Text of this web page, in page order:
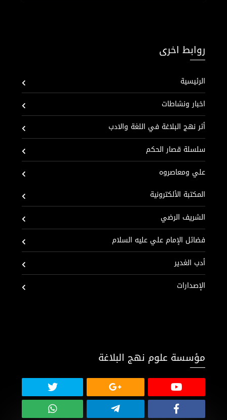
روابط اخرى
الرئيسية
اخبار ونشاطات
أثر نهج البلاغة في اللغة والادب
سلسلة قصار الحكم
علي ومعاصروه
المكتبة الألكترونية
الشريف الرضي
فضائل الإمام علي عليه السلام
أدب الغدير
الإصدارات
مؤسسة علوم نهج البلاغة